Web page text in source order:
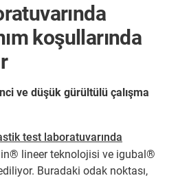
koşullarında
ve düşük gürültülü çalışma
test laboratuvarında
lineer teknolojisi ve igubal®
Buradaki odak noktası,